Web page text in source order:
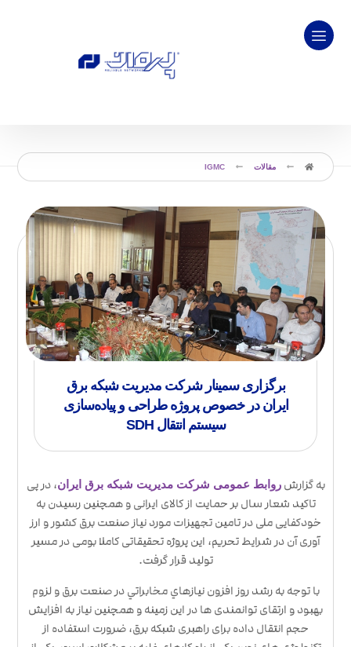
مقالات IGMC
برگزاری سمینار شرکت مدیریت شبکه برق
ایران در خصوص پروژه طراحی و پیاده‌سازی
سیستم انتقال SDH
به گزارشروابط عمومی شرکت مدیریت شبکه برق ایران، در پی
تاکید شعار سال بر حمایت از کالای ایرانی و همچنین رسیدن به
خودکفایی ملی در تامین تجهیزات مورد نیاز صنعت برق کشور و ارز
آوری آن در شرایط تحریم، این پروژه تحقیقاتی کاملا بومی در مسیر
تولید قرار گرفت.
با توجه به رشد روز افزون نيازهاي مخابراتي در صنعت برق و لزوم
بهبود و ارتقای توانمندی ها در این زمینه و همچنین نیاز به افزایش
حجم انتقال داده برای راهبری شبکه برق، ضرورت استفاده از